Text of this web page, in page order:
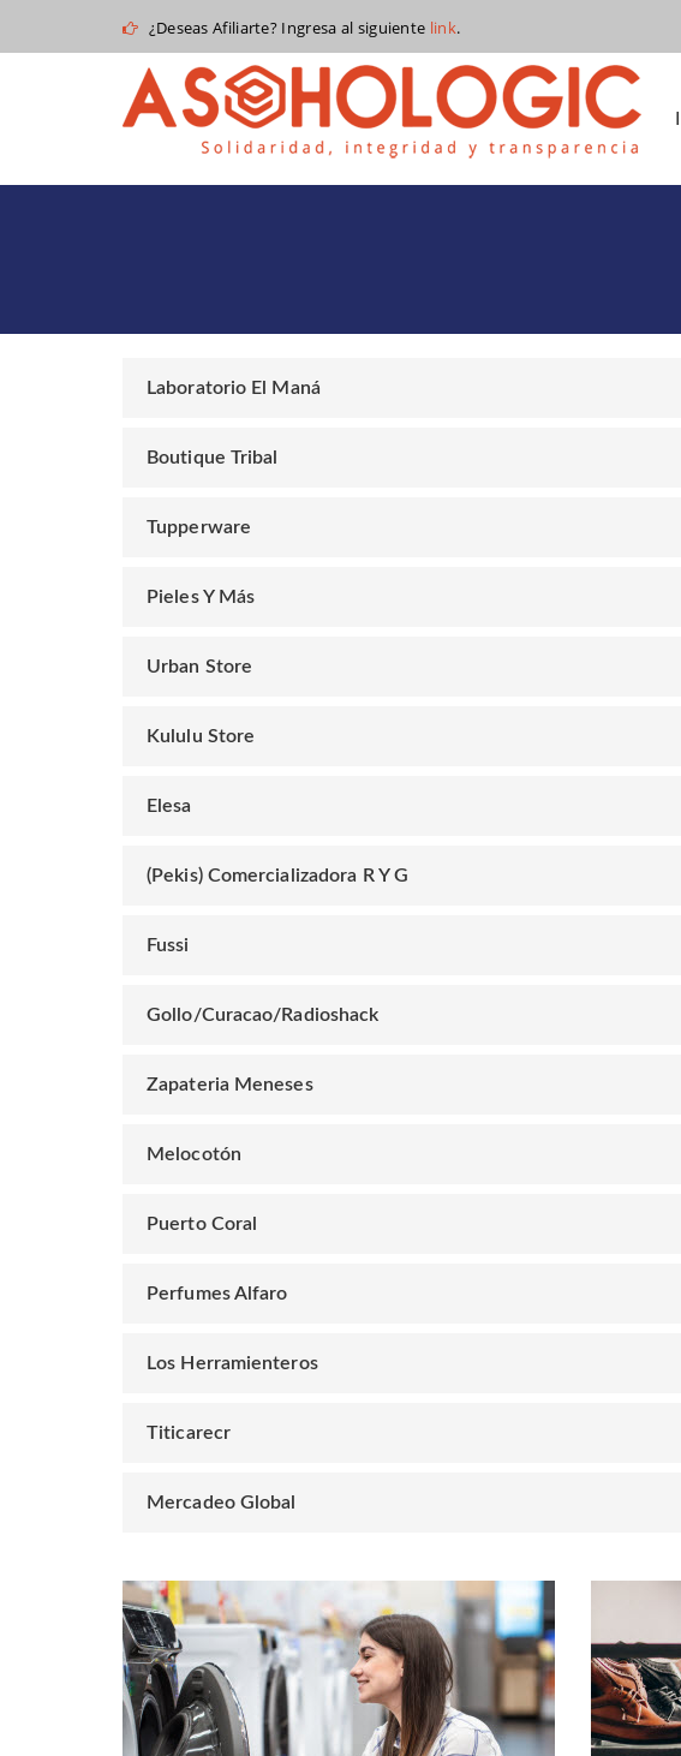
¿Deseas Afiliarte? Ingresa al siguiente link.
Laboratorio El Maná
Boutique Tribal
Tupperware
Pieles Y Más
Urban Store
Kululu Store
Elesa
(Pekis) Comercializadora R Y G
Fussi
Gollo/Curacao/Radioshack
Zapateria Meneses
Melocotón
Puerto Coral
Perfumes Alfaro
Los Herramienteros
Titicarecr
Mercadeo Global